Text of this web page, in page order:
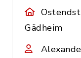
Gädheim